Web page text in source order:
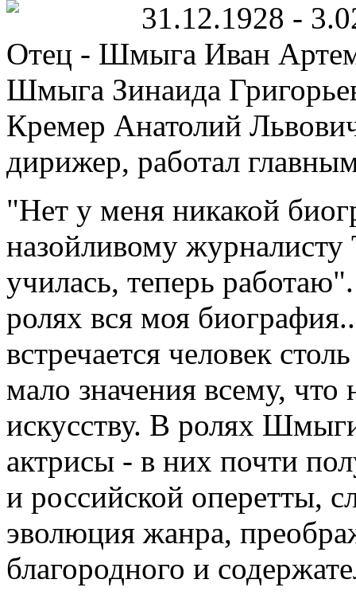
31.12.1928 -
Отец - Шмыга Иван
Шмыга Зинаида
Кремер Анатолий
дирижер, работал
"Нет у меня никакой
назойливому журналисту
училась, теперь
ролях вся моя
встречается человек
мало значения всему,
искусству. В ролях
актрисы - в них почти
и российской оперетты,
эволюция жанра,
благородного и